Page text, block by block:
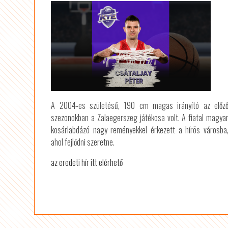
A 2004-es születésű, 190 cm magas irányító az előző
szezonokban a Zalaegerszeg játékosa volt. A fiatal magyar
kosárlabdázó nagy reményekkel érkezett a hírös városba,
ahol fejlődni szeretne.
az eredeti hír itt elérhető